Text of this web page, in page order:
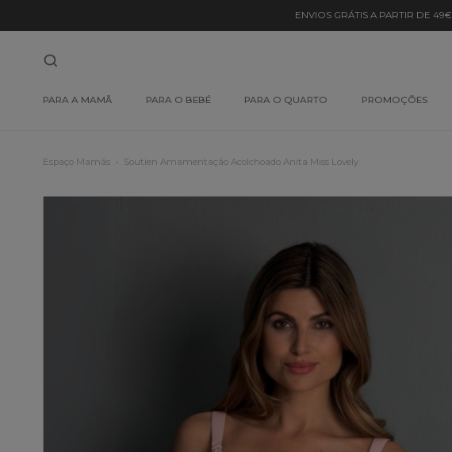
ENVIOS GRÁTIS A PARTIR DE 49€
PARA A MAMÃ PARA O BEBÉ PARA O QUARTO PROMOÇÕES
Espaço Mamãs Soutien Amamentação Acolchoado Anita Miss Lovely